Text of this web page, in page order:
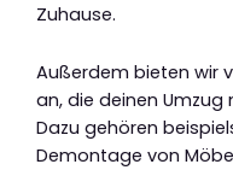
Zuhause.
Außerdem bieten wir
an, die deinen
Dazu gehören
Demontage von